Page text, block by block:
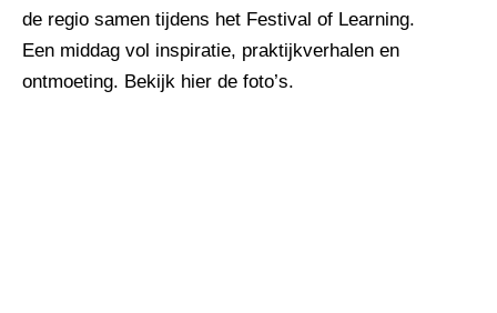
de regio samen tijdens het Festival of Learning.
Een middag vol inspiratie, praktijkverhalen en
ontmoeting. Bekijk hier de foto’s.